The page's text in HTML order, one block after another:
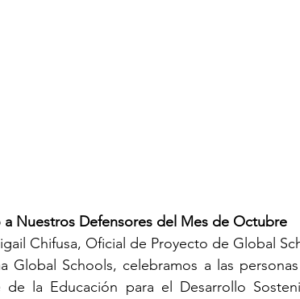
Nuestros Defensores del Mes de Octubre
Chifusa, Oficial de Proyecto de Global
Global Schools, celebramos a las
de la Educación para el Desarrollo